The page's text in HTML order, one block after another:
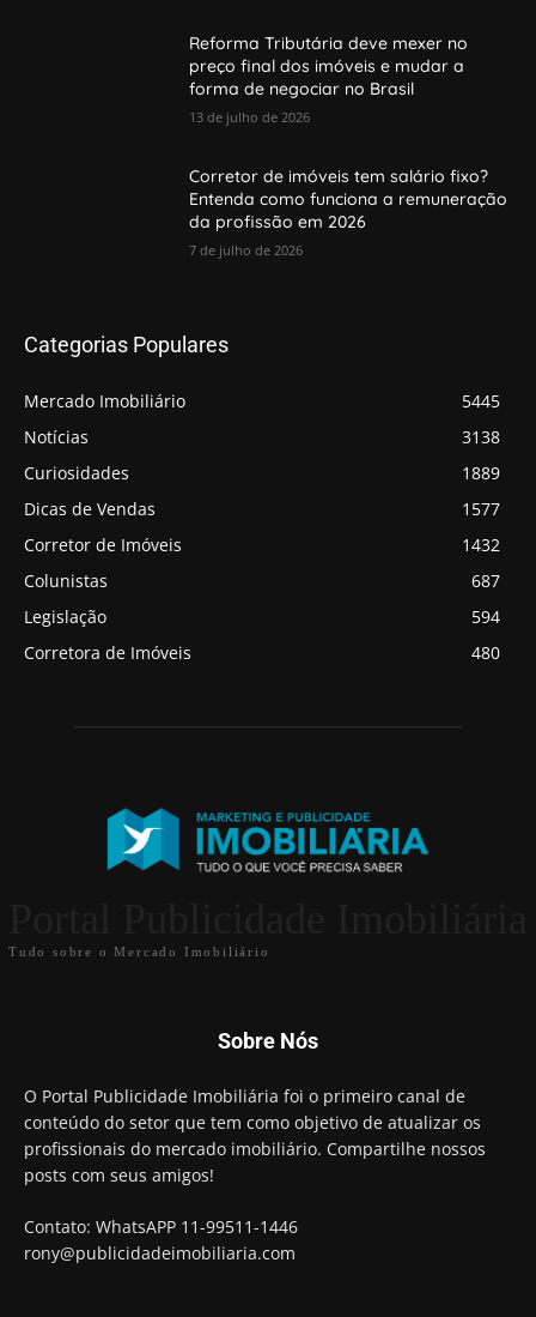
Reforma Tributária deve mexer no
preço final dos imóveis e mudar a
forma de negociar no Brasil
13 de julho de 2026
Corretor de imóveis tem salário fixo?
Entenda como funciona a remuneração
da profissão em 2026
7 de julho de 2026
Categorias Populares
Mercado Imobiliário
5445
Notícias
3138
Curiosidades
1889
Dicas de Vendas
1577
Corretor de Imóveis
1432
Colunistas
687
Legislação
594
Corretora de Imóveis
480
Tudo sobre o Mercado Imobiliário
Sobre Nós
O Portal Publicidade Imobiliária foi o primeiro canal de
conteúdo do setor que tem como objetivo de atualizar os
profissionais do mercado imobiliário. Compartilhe nossos
posts com seus amigos!
Contato: WhatsAPP 11-99511-1446
rony@publicidadeimobiliaria.com